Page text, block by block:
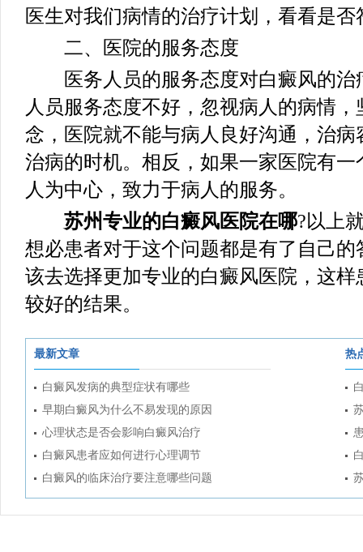
医生对我们病情的治疗计划，看看是
二、医院的服务态度
医务人员的服务态度对白癜风的治
人员服务态度不好，忽视病人的病情
念，医院就不能与病人良好沟通，治
治病的时机。相反，如果一家医院有
人为中心，致力于病人的服务。
苏州专业的白癜风医院在哪?以上
想必患者对于这个问题都是有了自己
该去选择更加专业的白癜风医院，这
较好的结果。
最新文章
白癜风发病的典型症状有哪些
早期白癜风为什么不易发现的原因
心理状态是否会影响白癜风治疗
白癜风患者应如何进行心理调节
白癜风的临床治疗要注意哪些问题
热